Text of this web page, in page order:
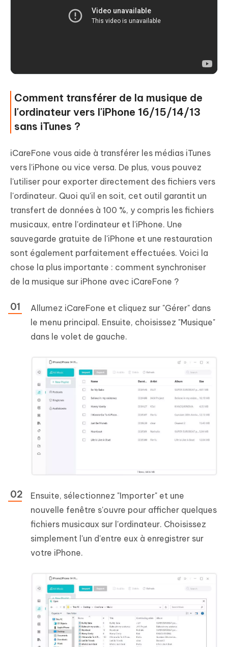
Comment transférer de la musique de
l'ordinateur vers l'iPhone 16/15/14/13
sans iTunes ?
iCareFone vous aide à transférer les médias iTunes
vers l'iPhone ou vice versa. De plus, vous pouvez
l'utiliser pour exporter directement des fichiers vers
l'ordinateur. Quoi qu'il en soit, cet outil garantit un
transfert de données à 100 %, y compris les fichiers
musicaux, entre l'ordinateur et l'iPhone. Une
sauvegarde gratuite de l'iPhone et une restauration
sont également parfaitement effectuées. Voici la
chose la plus importante : comment synchroniser
de la musique sur iPhone avec iCareFone ?
Allumez iCareFone et cliquez sur "Gérer" dans
le menu principal. Ensuite, choisissez "Musique"
dans le volet de gauche.
Ensuite, sélectionnez "Importer" et une
nouvelle fenêtre s'ouvre pour afficher quelques
fichiers musicaux sur l'ordinateur. Choisissez
simplement l'un d'entre eux à enregistrer sur
votre iPhone.